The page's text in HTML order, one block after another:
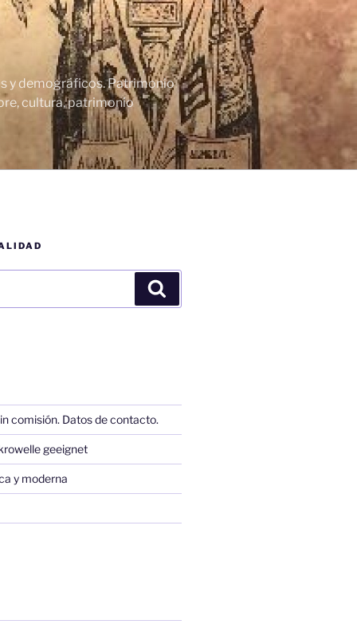
y demográficos. Patrimonio
cultura, patrimonio
comisión. Datos de contacto.
geeignet
y moderna